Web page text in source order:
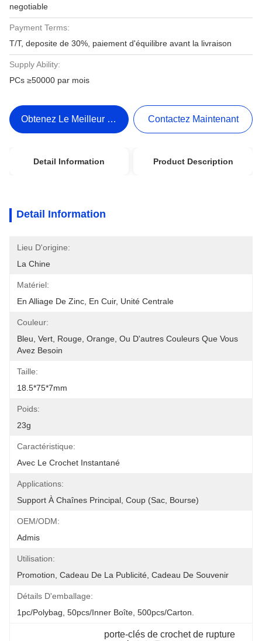
negotiable
Payment Terms:
T/T, deposite de 30%, paiement d'équilibre avant la livraison
Supply Ability:
PCs ≥50000 par mois
Obtenez Le Meilleur Prix Contactez Maintenant
Detail Information Product Description
Detail Information
Lieu D'origine:
La Chine
Matériel:
En Alliage De Zinc, En Cuir, Unité Centrale
Couleur:
Bleu, Vert, Rouge, Orange, Ou D'autres Couleurs Que Vous
Avez Besoin
Taille:
18.5*75*7mm
Poids:
23g
Caractéristique:
Avec Le Crochet Instantané
Applications:
Support À Chaînes Principal, Coup (sac, Bourse)
OEM/ODM:
Admis
Utilisation:
Promotion, Cadeau De La Publicité, Cadeau De Souvenir
Détails D'emballage:
1pc/polybag, 50pcs/inner Boîte, 500pcs/carton.
porte-clés de crochet de rupture